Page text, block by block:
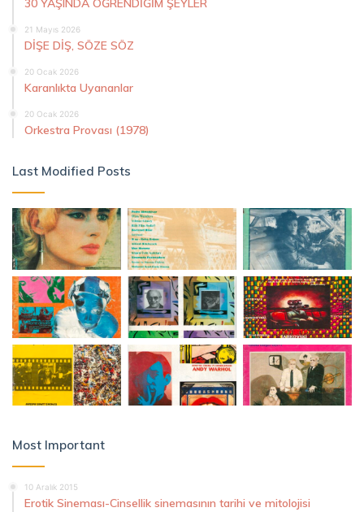
30 YAŞINDA ÖĞRENDİĞİM ŞEYLER
21 Mayıs 2026
DİŞE DİŞ, SÖZE SÖZ
20 Ocak 2026
Karanlıkta Uyananlar
20 Ocak 2026
Orkestra Provası (1978)
Last Modified Posts
Most Important
10 Aralık 2015
Erotik Sineması-Cinsellik sinemasının tarihi ve mitolojisi